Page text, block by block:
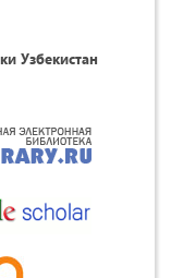
Узбекистан